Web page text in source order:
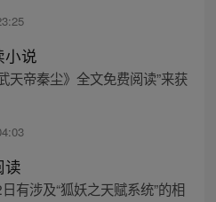
小说
天帝秦尘》全文免费阅读”来获
读
有涉及“狐妖之天赋系统”的相